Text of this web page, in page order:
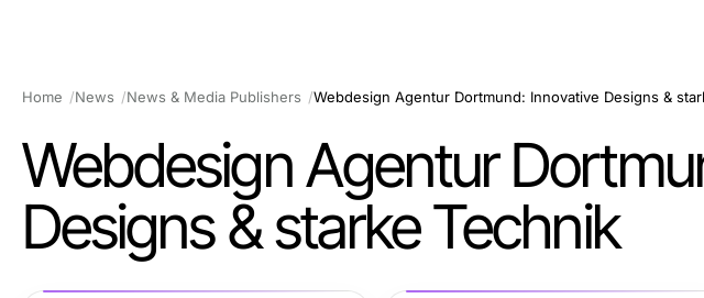
Home News News & Media Publishers Webdesign Agentur Dortmund: Innovative Designs &
Webdesign Agentur
Designs & starke Technik